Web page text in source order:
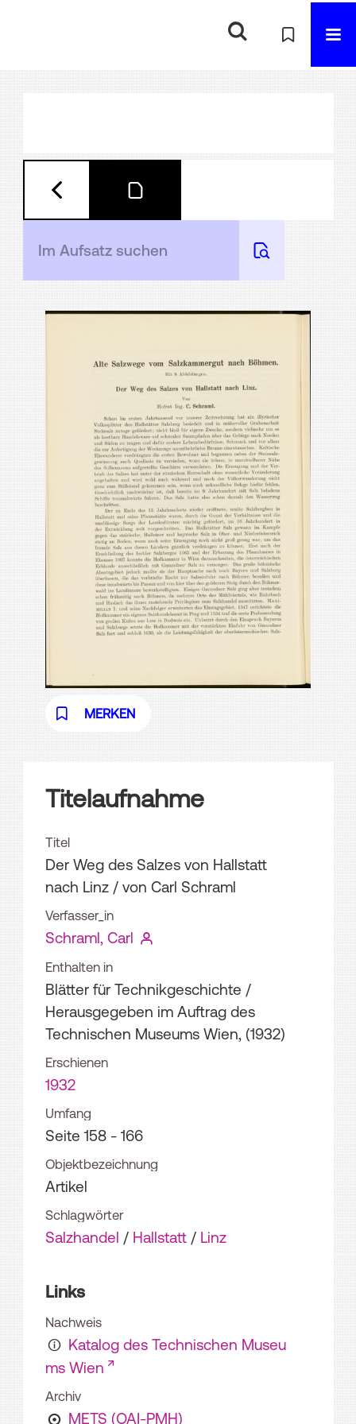
MERKEN
Titelaufnahme
Titel
Der Weg des Salzes von Hallstatt
nach Linz / von Carl Schraml
Verfasser_in
Schraml, Carl
Enthalten in
Blätter für Technikgeschichte /
Herausgegeben im Auftrag des
Technischen Museums Wien, (1932)
Erschienen
1932
Umfang
Seite 158 - 166
Objektbezeichnung
Artikel
Schlagwörter
Salzhandel / Hallstatt / Linz
Links
Nachweis
Katalog des Technischen Museu
ms Wien
Archiv
METS (OAI-PMH)